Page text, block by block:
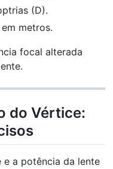
(D).
metros.
focal alterada
do Vértice:
a potência da lente